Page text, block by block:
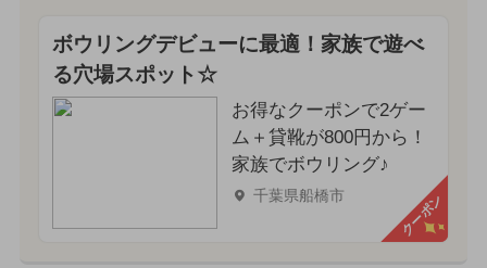
ボウリングデビューに最適！家族で遊べ
る穴場スポット☆
お得なクーポンで2ゲー
ム＋貸靴が800円から！
家族でボウリング♪
千葉県船橋市 クーポン